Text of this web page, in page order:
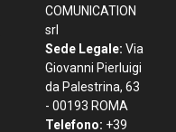
COMUNICATION
srl
Sede Legale: Via
Giovanni Pierluigi
da Palestrina, 63
- 00193 ROMA
Telefono: +39